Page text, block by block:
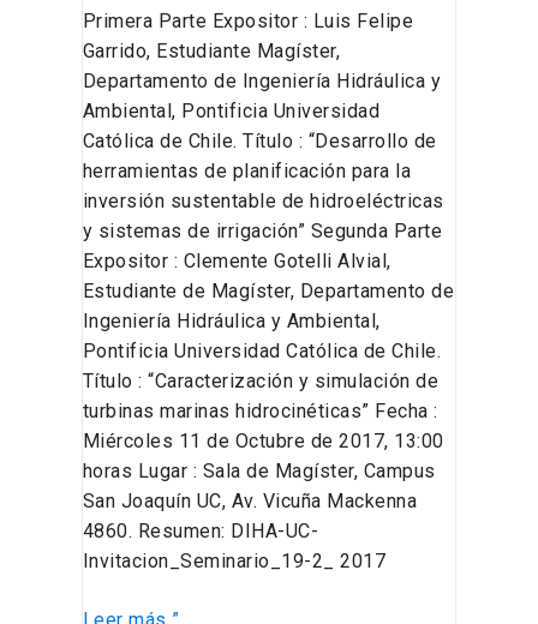
Primera Parte Expositor : Luis Felipe
Garrido, Estudiante Magíster,
Departamento de Ingeniería Hidráulica y
Ambiental, Pontificia Universidad
Católica de Chile. Título : “Desarrollo de
herramientas de planificación para la
inversión sustentable de hidroeléctricas
y sistemas de irrigación” Segunda Parte
Expositor : Clemente Gotelli Alvial,
Estudiante de Magíster, Departamento de
Ingeniería Hidráulica y Ambiental,
Pontificia Universidad Católica de Chile.
Título : “Caracterización y simulación de
turbinas marinas hidrocinéticas” Fecha :
Miércoles 11 de Octubre de 2017, 13:00
horas Lugar : Sala de Magíster, Campus
San Joaquín UC, Av. Vicuña Mackenna
4860. Resumen: DIHA-UC-
Invitacion_Seminario_19-2_ 2017